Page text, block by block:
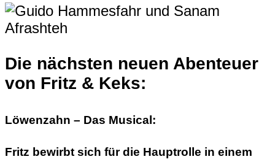
Die nächsten neuen Abenteuer
von Fritz & Keks:
Löwenzahn – Das Musical:
Fritz bewirbt sich für die Hauptrolle in einem